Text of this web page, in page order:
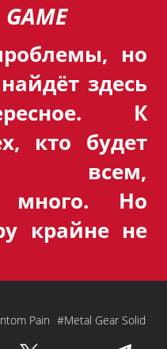
но
здесь
К
кто будет
всем,
много. Но
крайне не
Pain #Metal Gear Solid